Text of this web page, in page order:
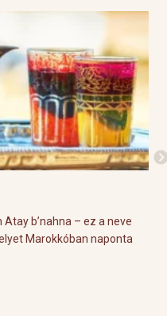
b’nahna – ez a neve
Marokkóban naponta